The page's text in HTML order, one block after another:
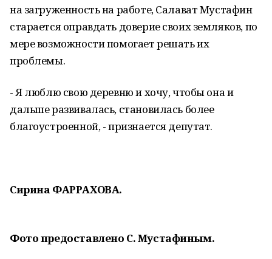
на загруженность на работе, Салават Мустафин
старается оправдать доверие своих земляков, по
мере возможности помогает решать их
проблемы.
- Я люблю свою деревню и хочу, чтобы она и
дальше развивалась, становилась более
благоустроенной, - признается депутат.
Сирина ФАРРАХОВА.
Фото предоставлено С. Мустафиным.